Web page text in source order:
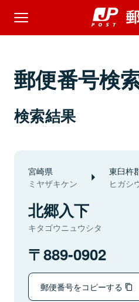
郵便番号検
検索結果
宮崎県
ミヤザキケン
東臼杵
ヒガシ
北郷入下
キタゴウニュウシタ
889-0902
郵便番号をコピーする